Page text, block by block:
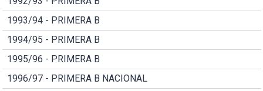
1993/94 - PRIMERA B
1994/95 - PRIMERA B
1995/96 - PRIMERA B
1996/97 - PRIMERA B NACIONAL